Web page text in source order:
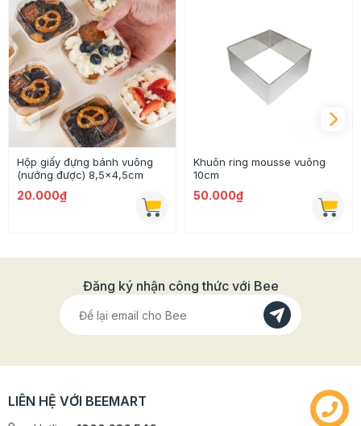
D * đã được thử nghiệm lâm sàng cùng với các vitamin
và khoáng chất bổ sung bao gồm Vitamin A, C, E, K,
Axit Folic và Sắt, phù hợp với người đang mang thai và
người muốn giảm cân vì hàm lượng chất béo thấp.
- Công Dụng : được dùng pha uống trực tiếp hoặc sử
dụng là nguyên liệu sản xuất thực phẩm ăn kiêng, sản
xuất kem, caramen, sữa chua, làm bánh kẹo, đặc biệt
là kẹo Nougat hoặc kẹo bông tuyết ít ngọt,....
Hộp giấy đựng bánh vuông
(nướng được) 8,5x4,5cm
20.000₫
Khuôn ring mousse vuông
10cm
50.000₫
Đăng ký nhận công thức với Bee
LIÊN HỆ VỚI BEEMART